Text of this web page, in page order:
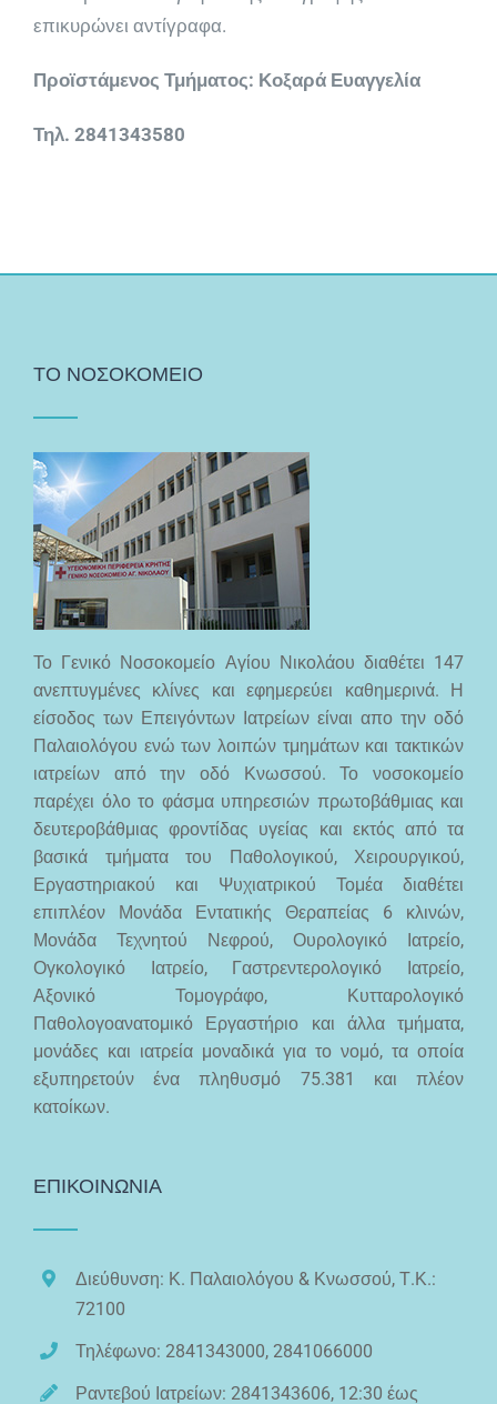
επικυρώνει αντίγραφα.
Προϊστάμενος Τμήματος: Κοξαρά Ευαγγελία
Τηλ. 2841343580
ΤΟ ΝΟΣΟΚΟΜΕΙΟ
Το Γενικό Νοσοκομείο Αγίου Νικολάου διαθέτει 147
ανεπτυγμένες κλίνες και εφημερεύει καθημερινά. Η
είσοδος των Επειγόντων Ιατρείων είναι απο την οδό
Παλαιολόγου ενώ των λοιπών τμημάτων και τακτικών
ιατρείων από την οδό Κνωσσού. Το νοσοκομείο
παρέχει όλο το φάσμα υπηρεσιών πρωτοβάθμιας και
δευτεροβάθμιας φροντίδας υγείας και εκτός από τα
βασικά τμήματα του Παθολογικού, Χειρουργικού,
Εργαστηριακού και Ψυχιατρικού Τομέα διαθέτει
επιπλέον Μονάδα Εντατικής Θεραπείας 6 κλινών,
Μονάδα Τεχνητού Νεφρού, Ουρολογικό Ιατρείο,
Ογκολογικό Ιατρείο, Γαστρεντερολογικό Ιατρείο,
Αξονικό Τομογράφο, Κυτταρολογικό
Παθολογοανατομικό Εργαστήριο και άλλα τμήματα,
μονάδες και ιατρεία μοναδικά για το νομό, τα οποία
εξυπηρετούν ένα πληθυσμό 75.381 και πλέον
κατοίκων.
ΕΠΙΚΟΙΝΩΝΙΑ
Διεύθυνση: Κ. Παλαιολόγου & Κνωσσού, Τ.Κ.:
72100
Τηλέφωνο: 2841343000, 2841066000
Ραντεβού Ιατρείων: 2841343606, 12:30 έως